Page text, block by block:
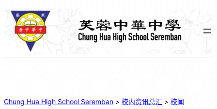
Chung Hua High School Seremban > 校内资讯总汇 > 校闻